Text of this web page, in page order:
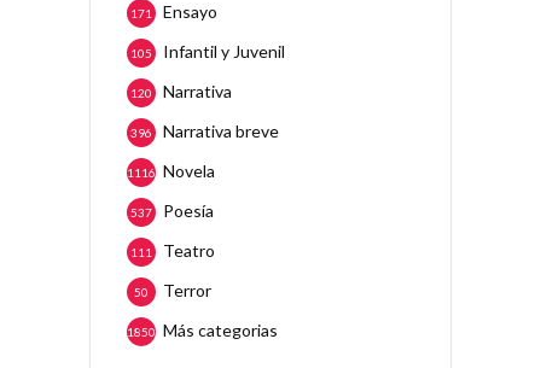
Ensayo
171
Infantil y Juvenil
105
Narrativa
120
Narrativa breve
396
Novela
1116
Poesía
537
Teatro
111
Terror
50
Más categorias
1850